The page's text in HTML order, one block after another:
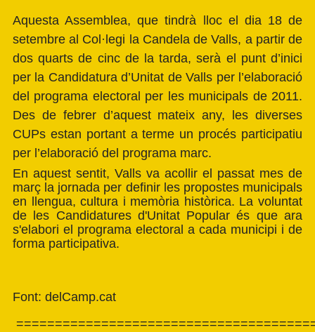
Aquesta Assemblea, que tindrà lloc el dia 18 de
setembre al Col·legi la Candela de Valls, a partir de
dos quarts de cinc de la tarda, serà el punt d’inici
per la Candidatura d’Unitat de Valls per l’elaboració
del programa electoral per les municipals de 2011.
Des de febrer d’aquest mateix any, les diverses
CUPs estan portant a terme un procés participatiu
per l’elaboració del programa marc.
En aquest sentit, Valls va acollir el passat mes de
març la jornada per definir les propostes municipals
en llengua, cultura i memòria històrica. La voluntat
de les Candidatures d'Unitat Popular és que ara
s'elabori el programa electoral a cada municipi i de
forma participativa.
Font: delCamp.cat